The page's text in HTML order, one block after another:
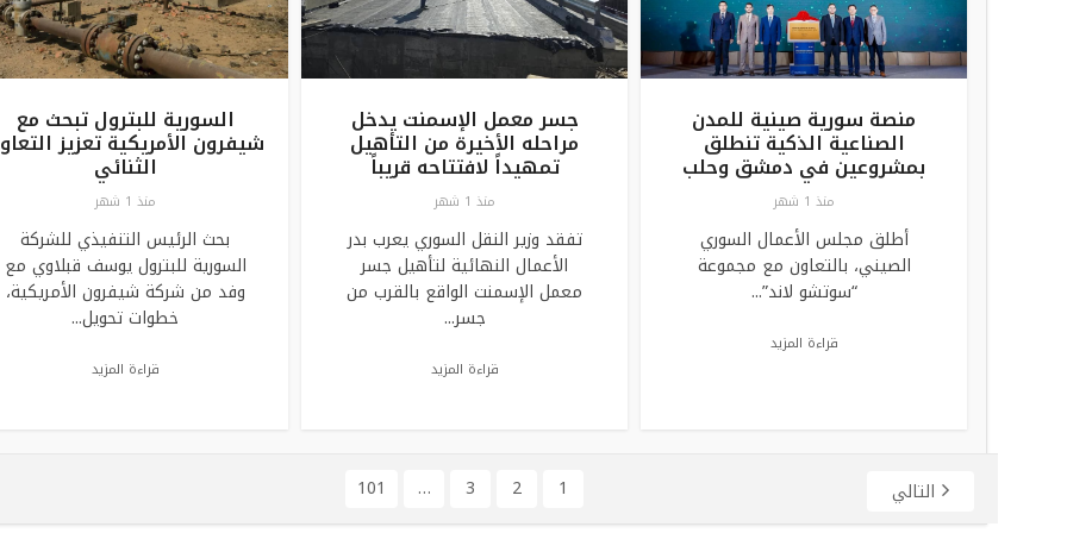
منصة سورية صينية للمدن
الصناعية الذكية تنطلق
بمشروعين في دمشق وحلب
منذ 1 شهر
أطلق مجلس الأعمال السوري
الصيني، بالتعاون مع مجموعة
“سوتشو لاند”...
قراءة المزيد
جسر معمل الإسمنت يدخل
مراحله الأخيرة من التأهيل
تمهيداً لافتتاحه قريباً
منذ 1 شهر
تفقد وزير النقل السوري يعرب بدر
الأعمال النهائية لتأهيل جسر
معمل الإسمنت الواقع بالقرب من
جسر...
قراءة المزيد
السورية للبترول تبحث مع
شيفرون الأمريكية تعزيز
الثنائي
منذ 1 شهر
بحث الرئيس التنفيذي للشركة
السورية للبترول يوسف قبلاوي مع
وفد من شركة شيفرون الأمريكية،
خطوات تحويل...
قراءة المزيد
1
2
3
…
101 التالي